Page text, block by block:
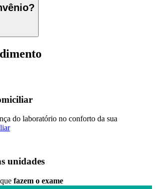
do laboratório no conforto da sua
unidades
fazem o exame